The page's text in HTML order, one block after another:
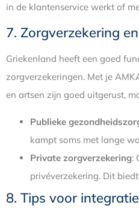
in de klantenservice werkt of
7. Zorgverzekering
Griekenland heeft een goed
zorgverzekeringen. Met je
en artsen zijn goed uitgerust,
Publieke
kampt soms met lange
Private zorgverzekering:
privéverzekering. Dit
8. Tips voor